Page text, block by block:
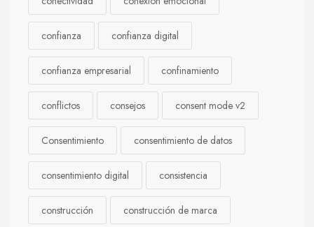
confianza confianza digital
confianza empresarial confinamiento
conflictos consejos consent mode v2
Consentimiento consentimiento de datos
consentimiento digital consistencia
construcción construcción de marca